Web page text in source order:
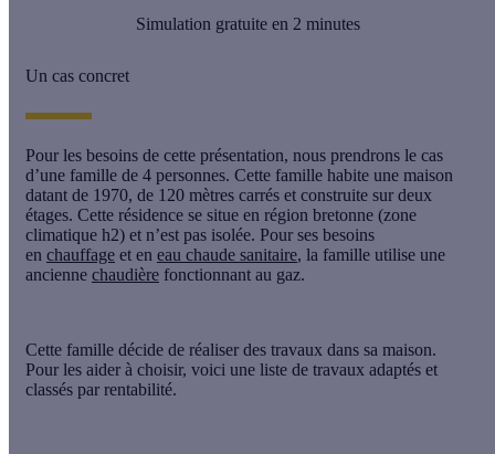
Simulation gratuite en 2 minutes
Un cas concret
Pour les besoins de cette présentation, nous prendrons le cas
d’une famille de 4 personnes. Cette famille habite une maison
datant de 1970, de 120 mètres carrés et construite sur deux
étages. Cette résidence se situe en région bretonne (zone
climatique h2) et n’est pas isolée. Pour ses besoins
en chauffage et en eau chaude sanitaire, la famille utilise une
ancienne chaudière fonctionnant au gaz.
Cette famille décide de réaliser des travaux dans sa maison.
Pour les aider à choisir, voici une liste de travaux adaptés et
classés par rentabilité.